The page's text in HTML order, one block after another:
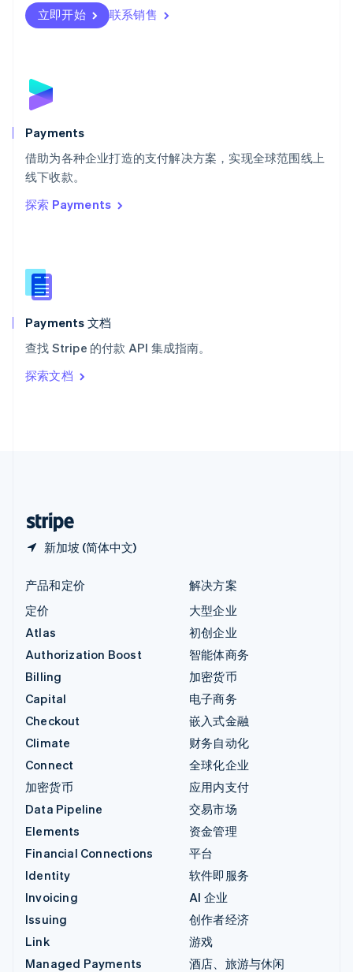
立即开始 联系销售
Payments
借助为各种企业打造的支付解决方案，实现全球范围线上
线下收款。
探索 Payments
Payments 文档
查找 Stripe 的付款 API 集成指南。
探索文档
新加坡 (简体中文)
瑞士
DeutschFrançais
English
斯洛文尼亚
泰国
ไทยEnglish
希腊
English
西班牙
新西兰
English
匈牙利
English
ItalianoEnglish
印度
English
产品和定价
定价
Atlas
Authorization Boost
Billing
Capital
Checkout
Climate
Connect
加密货币
Data Pipeline
Elements
Financial Connections
Identity
Invoicing
Issuing
Link
Managed Payments
解决方案
大型企业
初创企业
智能体商务
加密货币
电子商务
嵌入式金融
财务自动化
全球化企业
应用内支付
交易市场
资金管理
平台
软件即服务
AI 企业
创作者经济
游戏
酒店、旅游与休闲